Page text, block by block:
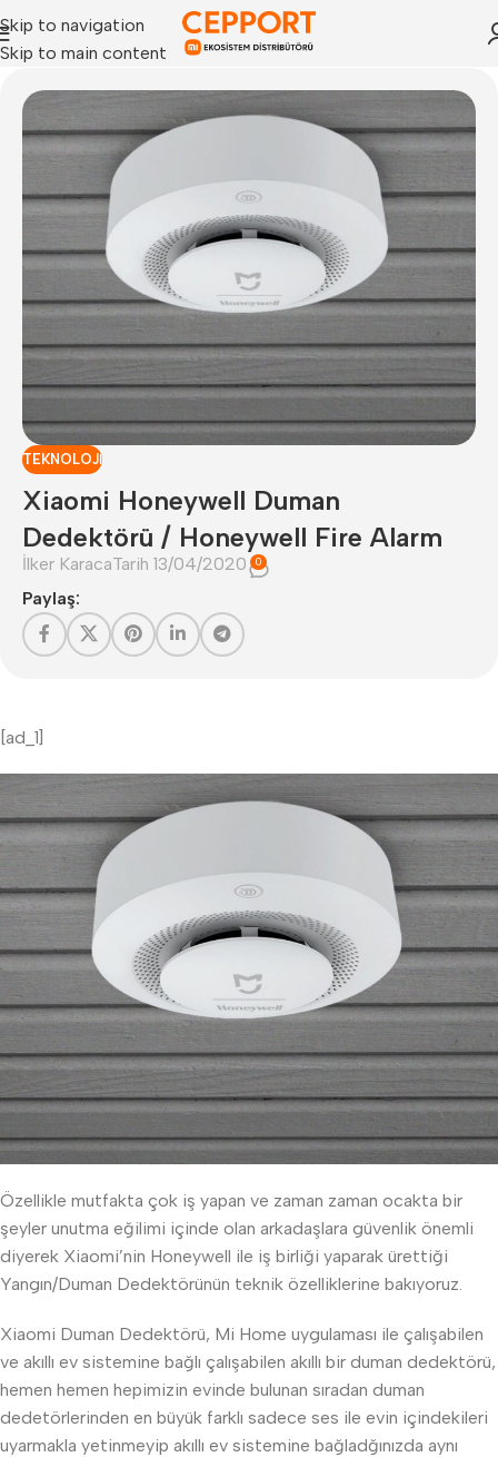
Skip to navigation
Skip to main content
TEKNOLOJI
Xiaomi Honeywell Duman
Dedektörü / Honeywell Fire Alarm
İlker KaracaTarih 13/04/2020 0
Paylaş:
[ad_1]
Özellikle mutfakta çok iş yapan ve zaman zaman ocakta bir
şeyler unutma eğilimi içinde olan arkadaşlara güvenlik önemli
diyerek Xiaomi’nin Honeywell ile iş birliği yaparak ürettiği
Yangın/Duman Dedektörünün teknik özelliklerine bakıyoruz.
Xiaomi Duman Dedektörü, Mi Home uygulaması ile çalışabilen
ve akıllı ev sistemine bağlı çalışabilen akıllı bir duman dedektörü,
hemen hemen hepimizin evinde bulunan sıradan duman
dedetörlerinden en büyük farklı sadece ses ile evin içindekileri
uyarmakla yetinmeyip akıllı ev sistemine bağladğınızda aynı